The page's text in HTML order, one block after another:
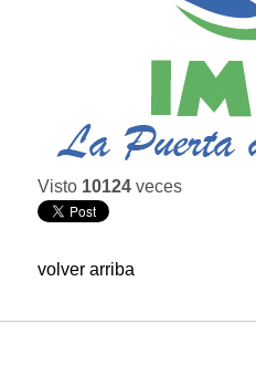
Visto 10124 veces
volver arriba